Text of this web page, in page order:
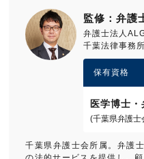
監修：弁護
弁護士法人
千葉法律事務
保有資格
医学博士・
(千葉県弁護
千葉県弁護士会所属。弁護